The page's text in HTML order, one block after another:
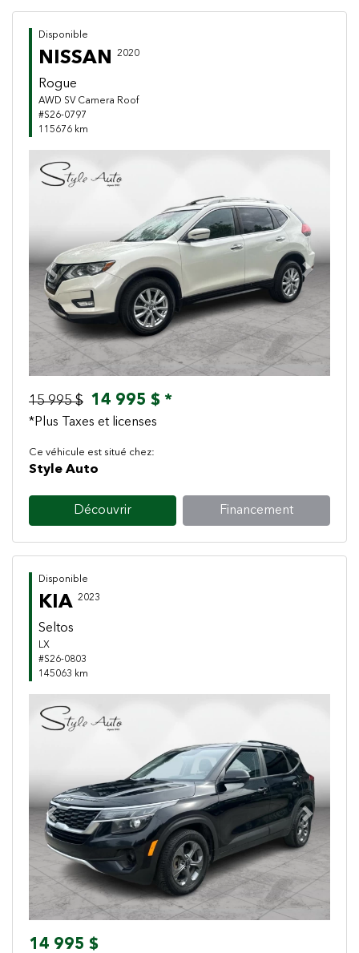
Disponible
NISSAN 2020
Rogue
AWD SV Camera Roof
#S26-0797
115676 km
Previous Next
15 995 $ 14 995 $ *
*Plus Taxes et licenses
Ce véhicule est situé chez:
Style Auto
Découvrir Financement
Disponible
KIA 2023
Seltos
LX
#S26-0803
145063 km
Previous Next
14 995 $